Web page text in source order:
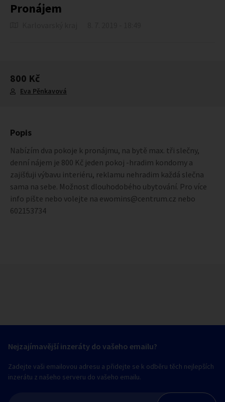
Pronájem
800 Kč
Eva Pěnkavová
Popis
Nabízím dva pokoje k pronájmu, na bytě max. tři slečny,
denní nájem je 800 Kč jeden pokoj -hradim kondomy a
zajišťuji výbavu interiéru, reklamu nehradim každá slečna
sama na sebe. Možnost dlouhodobého ubytování. Pro více
info pište nebo volejte na ewomins@centrum.cz nebo
602153734
Nejzajímavější inzeráty do vašeho emailu?
Zadejte vaši emailovou adresu a přidejte se k odběru těch nejlepších
inzerátu z našeho serveru do vašeho emailu.